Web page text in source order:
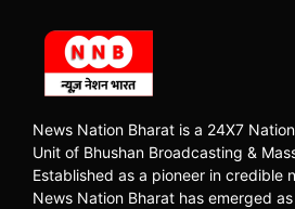
News Nation Bharat is a 24X7
Unit of Bhushan Broadcasting &
Established as a pioneer in credible
News Nation Bharat has emerged